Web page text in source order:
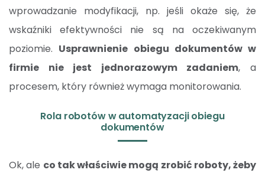
wprowadzanie modyfikacji, np. jeśli okaże się, że
wskaźniki efektywności nie są na oczekiwanym
poziomie. Usprawnienie obiegu dokumentów w
firmie nie jest jednorazowym zadaniem, a
procesem, który również wymaga monitorowania.
Rola robotów w automatyzacji obiegu
dokumentów
Ok, ale co tak właściwie mogą zrobić roboty, żeby